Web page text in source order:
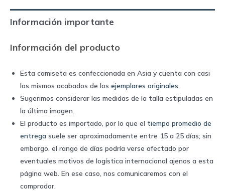
|
New
quantity
Información importante
Información del producto
Esta camiseta es confeccionada en Asia y cuenta con casi
los mismos acabados de los ejemplares originales.
Sugerimos considerar las medidas de la talla estipuladas en
la última imagen.
El producto es importado, por lo que el tiempo promedio de
entrega suele ser aproximadamente entre 15 a 25 días; sin
embargo, el rango de días podría verse afectado por
eventuales motivos de logística internacional ajenos a esta
página web. En ese caso, nos comunicaremos con el
comprador.